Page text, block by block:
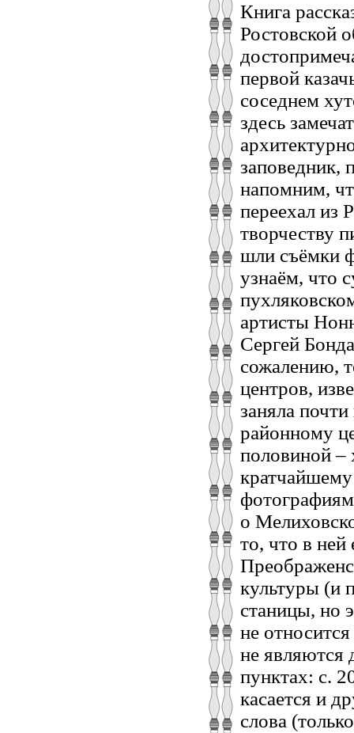
Книга
Ростовской
первой
соседнем
здесь
заповедник,
напомним,
переехал из
творчеству
шли съёмки
узнаём, что
артисты
Сергей
сожалению,
центров,
заняла
районному
половиной –
о
то, что в ней
культуры (и
станицы, но
не
не являются
пунктах: с.
касается и
слова